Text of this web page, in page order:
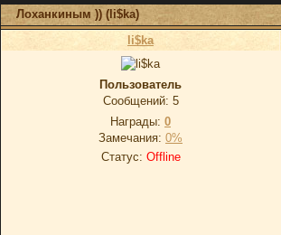
Лоханкиным )) (li$ka)
li$ka
Пользователь
Сообщений: 5
Награды: 0
Замечания: 0%
Статус: Offline